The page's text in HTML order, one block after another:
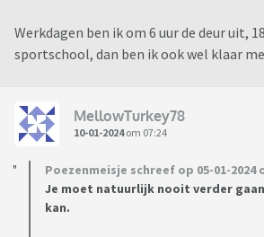
Werkdagen ben ik om 6 uur de deur uit,
sportschool, dan ben ik ook wel klaar
MellowTurkey78
10-01-2024om 07:24
Poezenmeisje schreef op 05-01-2024
Je moet natuurlijk nooit verder
kan.